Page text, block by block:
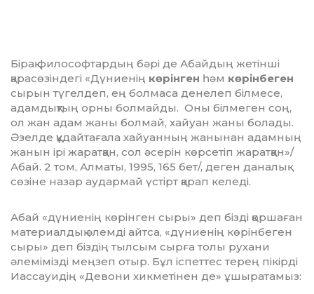
Бірақ философтардың бәрі де Абайдың жетінші
қарасөзіндегі «Дүниенің көрінген һәм көрінбеген
сырын түгелдеп, ең болмаса денелеп білмесе,
адамдықтың орны болмайды. Оны білмеген соң,
ол жан адам жаны болмай, хайуан жаны болады.
Әзелде құдайтағала хайуанның жанынан адамның
жанын ірі жаратқан, сол әсерін көрсетіп жаратқан»/
Абай. 2 том, Алматы, 1995, 165 бет/, деген даналық
сөзіне назар аудармай үстірт қарап келеді.
Абай «дүниенің көрінген сыры» деп бізді қоршаған
материалдық әлемді айтса, «дүниенің көрінбеген
сыры» деп біздің тылсым сырға толы рухани
әлемімізді меңзеп отыр. Бұл іспеттес терең пікірді
Иассауидің «Девони хикметінен де» ұшыратамыз: